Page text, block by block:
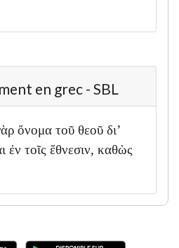
en grec - SBL
ὄνομα τοῦ θεοῦ δι’
ἐν τοῖς ἔθνεσιν, καθὼς